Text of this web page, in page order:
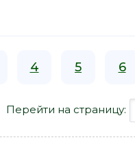
4 5 6
Перейти на страницу: